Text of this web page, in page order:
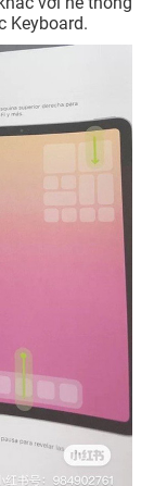
Keyboard.